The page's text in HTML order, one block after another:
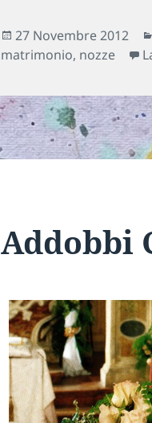
Scritto
il
27 Novembre 2012
matrimonio, nozze
Addobbi